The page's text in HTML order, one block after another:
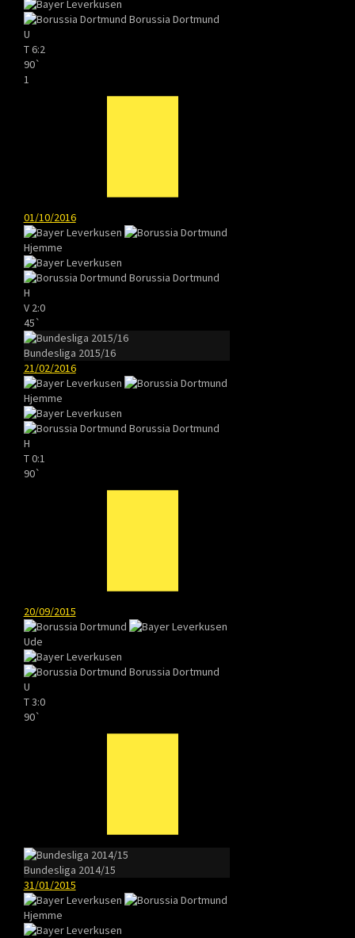
Borussia Dortmund
U
T6:2
90`
1
01/10/2016
Hjemme
Borussia Dortmund
H
V 2:0
45`
Bundesliga 2015/16
21/02/2016
Hjemme
Borussia Dortmund
H
T0:1
90`
20/09/2015
Ude
Borussia Dortmund
U
T3:0
90`
Bundesliga 2014/15
31/01/2015
Hjemme